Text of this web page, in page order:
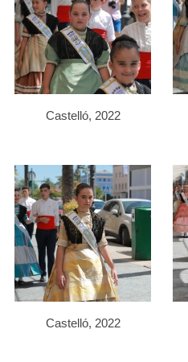
Castelló, 2022
Castelló, 2022